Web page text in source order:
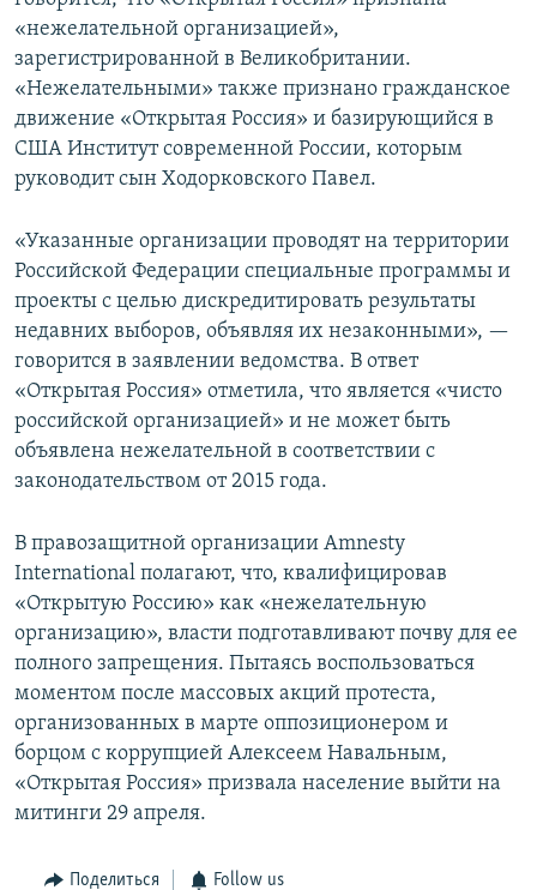
«нежелательной организацией»,
зарегистрированной в Великобритании.
«Нежелательными» также признано гражданское
движение «Открытая Россия» и базирующийся в
США Институт современной России, которым
руководит сын Ходорковского Павел.
«Указанные организации проводят на территории
Российской Федерации специальные программы и
проекты с целью дискредитировать результаты
недавних выборов, объявляя их незаконными», —
говорится в заявлении ведомства. В ответ
«Открытая Россия» отметила, что является «чисто
российской организацией» и не может быть
объявлена нежелательной в соответствии с
законодательством от 2015 года.
В правозащитной организации Amnesty
International полагают, что, квалифицировав
«Открытую Россию» как «нежелательную
организацию», власти подготавливают почву для ее
полного запрещения. Пытаясь воспользоваться
моментом после массовых акций протеста,
организованных в марте оппозиционером и
борцом с коррупцией Алексеем Навальным,
«Открытая Россия» призвала население выйти на
митинги 29 апреля.
Поделиться Follow us